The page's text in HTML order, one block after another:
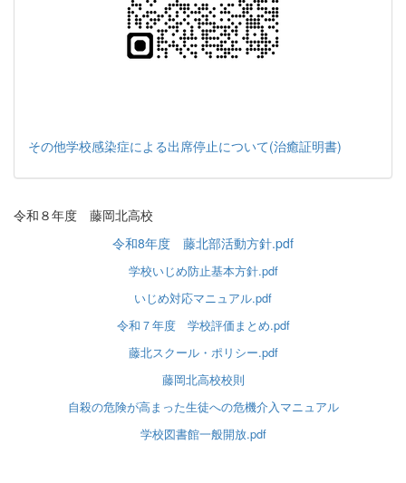
その他学校感染症による出席停止について(治癒証明書)
令和８年度 藤岡北高校
令和8年度 藤北部活動方針.pdf
学校いじめ防止基本方針.pdf
いじめ対応マニュアル.pdf
令和７年度 学校評価まとめ.pdf
藤北スクール・ポリシー.pdf
藤岡北高校校則
自殺の危険が高まった生徒への危機介入マニュアル
学校図書館一般開放.pdf